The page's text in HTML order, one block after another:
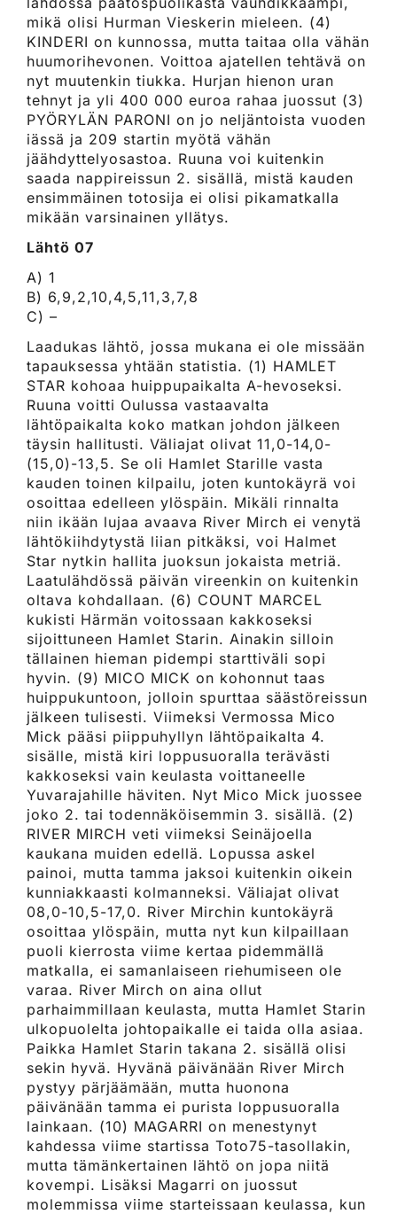
mikä olisi Hurman Vieskerin mieleen. (4)
KINDERI on kunnossa, mutta taitaa olla vähän
huumorihevonen. Voittoa ajatellen tehtävä on
nyt muutenkin tiukka. Hurjan hienon uran
tehnyt ja yli 400 000 euroa rahaa juossut (3)
PYÖRYLÄN PARONI on jo neljäntoista vuoden
iässä ja 209 startin myötä vähän
jäähdyttelyosastoa. Ruuna voi kuitenkin
saada nappireissun 2. sisällä, mistä kauden
ensimmäinen totosija ei olisi pikamatkalla
mikään varsinainen yllätys.
Lähtö 07
A) 1
B) 6,9,2,10,4,5,11,3,7,8
C) –
Laadukas lähtö, jossa mukana ei ole missään
tapauksessa yhtään statistia. (1) HAMLET
STAR kohoaa huippupaikalta A-hevoseksi.
Ruuna voitti Oulussa vastaavalta
lähtöpaikalta koko matkan johdon jälkeen
täysin hallitusti. Väliajat olivat 11,0-14,0-
(15,0)-13,5. Se oli Hamlet Starille vasta
kauden toinen kilpailu, joten kuntokäyrä voi
osoittaa edelleen ylöspäin. Mikäli rinnalta
niin ikään lujaa avaava River Mirch ei venytä
lähtökiihdytystä liian pitkäksi, voi Halmet
Star nytkin hallita juoksun jokaista metriä.
Laatulähdössä päivän vireenkin on kuitenkin
oltava kohdallaan. (6) COUNT MARCEL
kukisti Härmän voitossaan kakkoseksi
sijoittuneen Hamlet Starin. Ainakin silloin
tällainen hieman pidempi starttiväli sopi
hyvin. (9) MICO MICK on kohonnut taas
huippukuntoon, jolloin spurttaa säästöreissun
jälkeen tulisesti. Viimeksi Vermossa Mico
Mick pääsi piippuhyllyn lähtöpaikalta 4.
sisälle, mistä kiri loppusuoralla terävästi
kakkoseksi vain keulasta voittaneelle
Yuvarajahille häviten. Nyt Mico Mick juossee
joko 2. tai todennäköisemmin 3. sisällä. (2)
RIVER MIRCH veti viimeksi Seinäjoella
kaukana muiden edellä. Lopussa askel
painoi, mutta tamma jaksoi kuitenkin oikein
kunniakkaasti kolmanneksi. Väliajat olivat
08,0-10,5-17,0. River Mirchin kuntokäyrä
osoittaa ylöspäin, mutta nyt kun kilpaillaan
puoli kierrosta viime kertaa pidemmällä
matkalla, ei samanlaiseen riehumiseen ole
varaa. River Mirch on aina ollut
parhaimmillaan keulasta, mutta Hamlet Starin
ulkopuolelta johtopaikalle ei taida olla asiaa.
Paikka Hamlet Starin takana 2. sisällä olisi
sekin hyvä. Hyvänä päivänään River Mirch
pystyy pärjäämään, mutta huonona
päivänään tamma ei purista loppusuoralla
lainkaan. (10) MAGARRI on menestynyt
kahdessa viime startissa Toto75-tasollakin,
mutta tämänkertainen lähtö on jopa niitä
kovempi. Lisäksi Magarri on juossut
molemmissa viime starteissaan keulassa, kun